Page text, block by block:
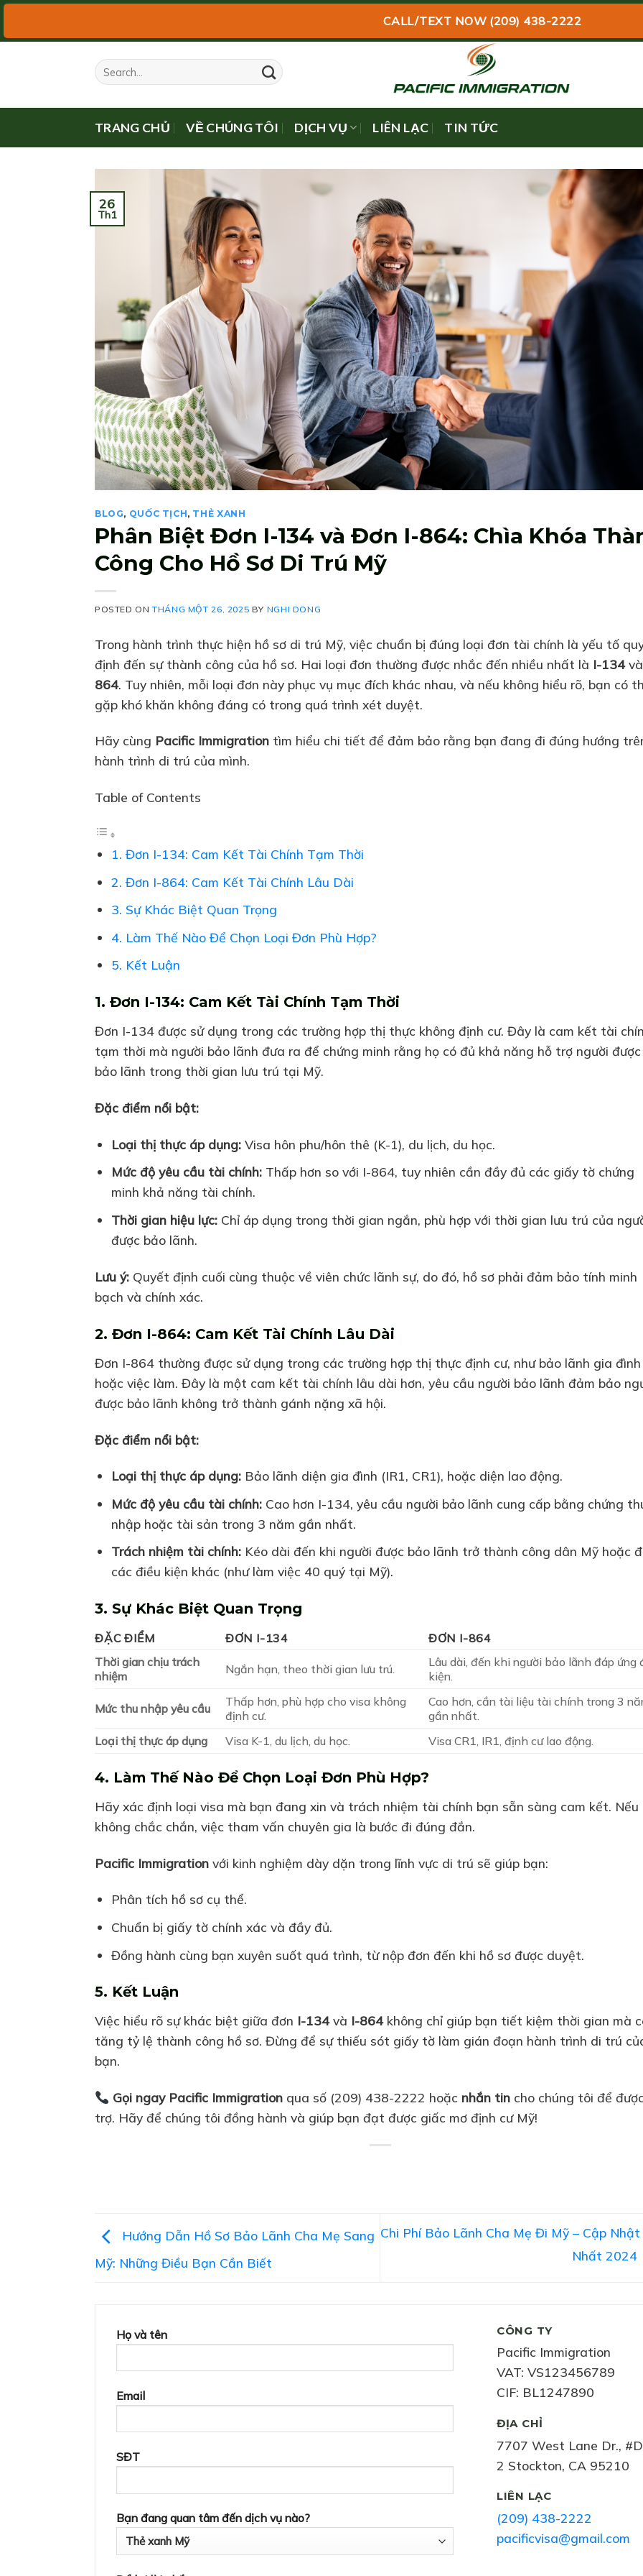
CALL/TEXT NOW (209) 438-2222
Skip
TRANG CHỦ VỀ CHÚNG TÔI DỊCH VỤ LIÊN LẠC TIN TỨC
26
Th1
BLOG, QUỐC TỊCH, THẺ XANH
Phân Biệt Đơn I-134 và Đơn I-864: Chìa Khóa
Công Cho Hồ Sơ Di Trú Mỹ
POSTED ONTHÁNG MỘT 26, 2025 BY NGHI DONG
Trong hành trình thực hiện hồ sơ di trú Mỹ, việc chuẩn bị đúng loại đơn tài chính là yếu tố
định đến sự thành công của hồ sơ. Hai loại đơn thường được nhắc đến nhiều nhất là I-134và
864. Tuy nhiên, mỗi loại đơn này phục vụ mục đích khác nhau, và nếu không hiểu rõ, bạn có
gặp khó khăn không đáng có trong quá trình xét duyệt.
Hãy cùng Pacific Immigration tìm hiểu chi tiết để đảm bảo rằng bạn đang đi đúng hướng
hành trình di trú của mình.
Table of Contents
1. Đơn I-134: Cam Kết Tài Chính Tạm Thời
2. Đơn I-864: Cam Kết Tài Chính Lâu Dài
3. Sự Khác Biệt Quan Trọng
4. Làm Thế Nào Để Chọn Loại Đơn Phù Hợp?
5. Kết Luận
1. Đơn I-134: Cam Kết Tài Chính Tạm Thời
Đơn I-134 được sử dụng trong các trường hợp thị thực không định cư. Đây là cam kết tài
tạm thời mà người bảo lãnh đưa ra để chứng minh rằng họ có đủ khả năng hỗ trợ người được
bảo lãnh trong thời gian lưu trú tại Mỹ.
Đặc điểm nổi bật:
Loại thị thực áp dụng:Visa hôn phu/hôn thê (K-1), du lịch, du học.
Mức độ yêu cầu tài chính:Thấp hơn so với I-864, tuy nhiên cần đầy đủ các giấy tờ chứng
minh khả năng tài chính.
Thời gian hiệu lực:Chỉ áp dụng trong thời gian ngắn, phù hợp với thời gian lưu trú của
được bảo lãnh.
Lưu ý: Quyết định cuối cùng thuộc về viên chức lãnh sự, do đó, hồ sơ phải đảm bảo tính minh
bạch và chính xác.
2. Đơn I-864: Cam Kết Tài Chính Lâu Dài
Đơn I-864 thường được sử dụng trong các trường hợp thị thực định cư, như bảo lãnh gia đình
hoặc việc làm. Đây là một cam kết tài chính lâu dài hơn, yêu cầu người bảo lãnh đảm bảo
được bảo lãnh không trở thành gánh nặng xã hội.
Đặc điểm nổi bật:
Loại thị thực áp dụng:Bảo lãnh diện gia đình (IR1, CR1), hoặc diện lao động.
Mức độ yêu cầu tài chính:Cao hơn I-134, yêu cầu người bảo lãnh cung cấp bằng chứng
nhập hoặc tài sản trong 3 năm gần nhất.
Trách nhiệm tài chính:Kéo dài đến khi người được bảo lãnh trở thành công dân Mỹ hoặc
các điều kiện khác (như làm việc 40 quý tại Mỹ).
3. Sự Khác Biệt Quan Trọng
ĐẶC ĐIỂM ĐƠN I-134
ĐƠN I-864
Thời gian chịu trách
nhiệm
Ngắn hạn, theo thời gian lưu trú.
Lâu dài, đến khi người bảo lãnh đáp ứng
kiện.
Mức thu nhập yêu cầu
Thấp hơn, phù hợp cho visa không
định cư.
Cao hơn, cần tài liệu tài chính trong 3
gần nhất.
Loại thị thực áp dụng
Visa K-1, du lịch, du học. Visa CR1, IR1, định cư lao động.
4. Làm Thế Nào Để Chọn Loại Đơn Phù Hợp?
Hãy xác định loại visa mà bạn đang xin và trách nhiệm tài chính bạn sẵn sàng cam kết. Nếu
không chắc chắn, việc tham vấn chuyên gia là bước đi đúng đắn.
Pacific Immigration với kinh nghiệm dày dặn trong lĩnh vực di trú sẽ giúp bạn:
Phân tích hồ sơ cụ thể.
Chuẩn bị giấy tờ chính xác và đầy đủ.
Đồng hành cùng bạn xuyên suốt quá trình, từ nộp đơn đến khi hồ sơ được duyệt.
5. Kết Luận
Việc hiểu rõ sự khác biệt giữa đơn I-134và I-864không chỉ giúp bạn tiết kiệm thời gian mà
tăng tỷ lệ thành công hồ sơ. Đừng để sự thiếu sót giấy tờ làm gián đoạn hành trình di trú
bạn.
Gọi ngay Pacific Immigration qua số (209) 438-2222 hoặc nhắn tin cho chúng tôi để
trợ. Hãy để chúng tôi đồng hành và giúp bạn đạt được giấc mơ định cư Mỹ!
Hướng Dẫn Hồ Sơ Bảo Lãnh Cha Mẹ Sang
Mỹ: Những Điều Bạn Cần Biết
Chi Phí Bảo Lãnh Cha Mẹ Đi Mỹ – Cập Nhật
Nhất 2024
Họ và tên
Email
SĐT
Bạn đang quan tâm đến dịch vụ nào?
CÔNG TY
Pacific Immigration
VAT: VS123456789
CIF: BL1247890
ĐỊA CHỈ
7707 West Lane Dr., #D
2 Stockton, CA 95210
LIÊN LẠC
(209) 438-2222
pacificvisa@gmail.com